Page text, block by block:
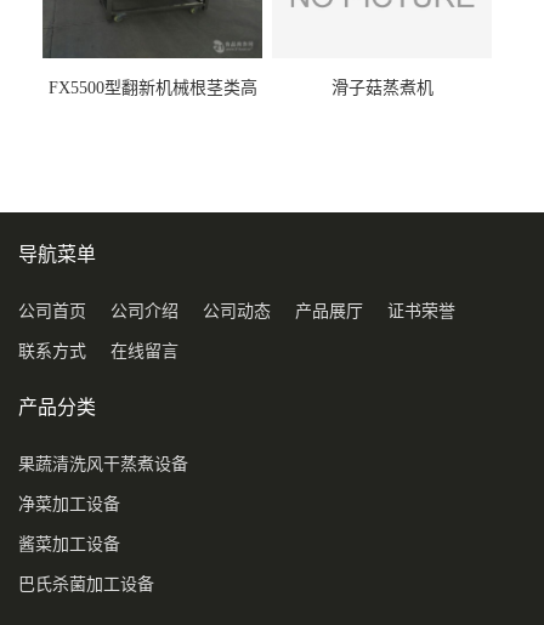
FX5500型翻新机械根茎类高
滑子菇蒸煮机
导航菜单
公司首页 公司介绍 公司动态 产品展厅 证书荣誉
联系方式 在线留言
产品分类
果蔬清洗风干蒸煮设备
净菜加工设备
酱菜加工设备
巴氏杀菌加工设备